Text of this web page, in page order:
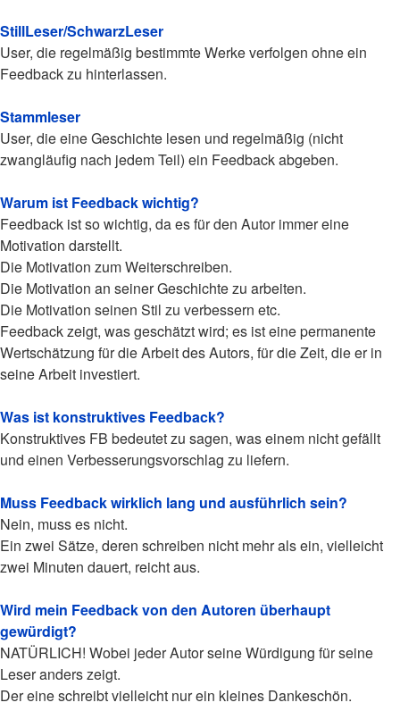
StillLeser/SchwarzLeser
User, die regelmäßig bestimmte Werke verfolgen ohne ein
Feedback zu hinterlassen.
Stammleser
User, die eine Geschichte lesen und regelmäßig (nicht
zwangläufig nach jedem Teil) ein Feedback abgeben.
Warum ist Feedback wichtig?
Feedback ist so wichtig, da es für den Autor immer eine
Motivation darstellt.
Die Motivation zum Weiterschreiben.
Die Motivation an seiner Geschichte zu arbeiten.
Die Motivation seinen Stil zu verbessern etc.
Feedback zeigt, was geschätzt wird; es ist eine permanente
Wertschätzung für die Arbeit des Autors, für die Zeit, die er in
seine Arbeit investiert.
Was ist konstruktives Feedback?
Konstruktives FB bedeutet zu sagen, was einem nicht gefällt
und einen Verbesserungsvorschlag zu liefern.
Muss Feedback wirklich lang und ausführlich sein?
Nein, muss es nicht.
Ein zwei Sätze, deren schreiben nicht mehr als ein, vielleicht
zwei Minuten dauert, reicht aus.
Wird mein Feedback von den Autoren überhaupt
gewürdigt?
NATÜRLICH! Wobei jeder Autor seine Würdigung für seine
Leser anders zeigt.
Der eine schreibt vielleicht nur ein kleines Dankeschön.